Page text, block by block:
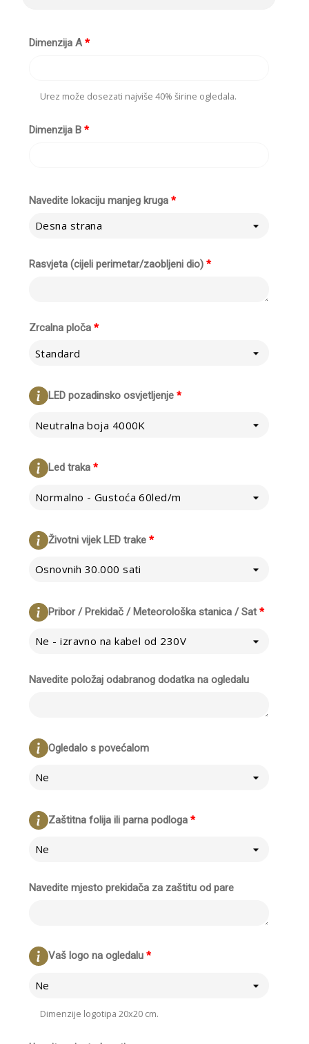
*
Dimenzija A
Urez može dosezati najviše 40% širine ogledala.
*
Dimenzija B
*
Navedite lokaciju manjeg kruga
Desna strana
*
Rasvjeta (cijeli perimetar/zaobljeni dio)
*
Zrcalna ploča
Standard
*
LED pozadinsko osvjetljenje
Neutralna boja 4000K
*
Led traka
Normalno - Gustoća 60led/m
*
Životni vijek LED trake
Osnovnih 30.000 sati
*
Pribor / Prekidač / Meteorološka stanica / Sat
Ne - izravno na kabel od 230V
Navedite položaj odabranog dodatka na ogledalu
Ogledalo s povećalom
Ne
*
Zaštitna folija ili parna podloga
Ne
Navedite mjesto prekidača za zaštitu od pare
*
Vaš logo na ogledalu
Ne
Dimenzije logotipa 20x20 cm.